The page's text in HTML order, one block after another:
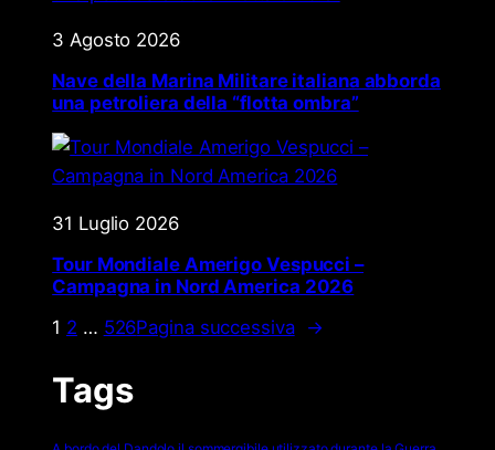
3 Agosto 2026
Nave della Marina Militare italiana abborda
una petroliera della “flotta ombra”
31 Luglio 2026
Tour Mondiale Amerigo Vespucci –
Campagna in Nord America 2026
1 2 … 526Pagina successiva →
Tags